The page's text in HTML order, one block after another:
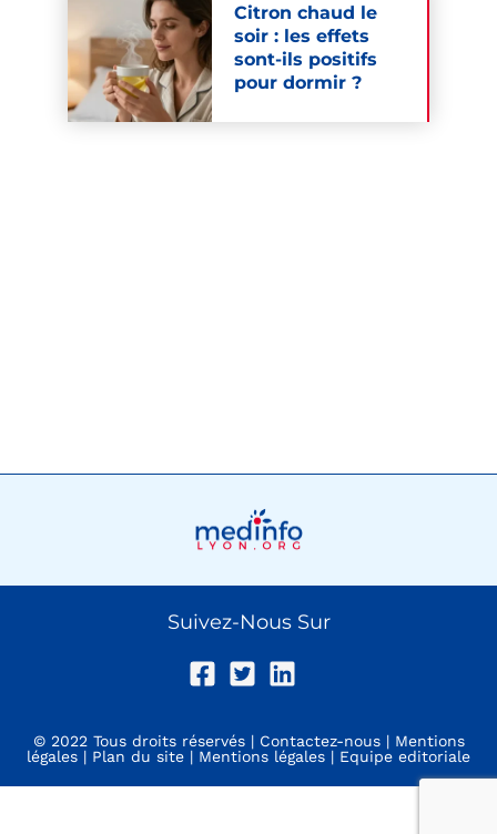
Citron chaud le
soir : les effets
sont-ils positifs
pour dormir ?
Suivez-Nous Sur
© 2022 Tous droits réservés | Contactez-nous| Mentions
légales | Plan du site | Mentions légales | Equipe editoriale